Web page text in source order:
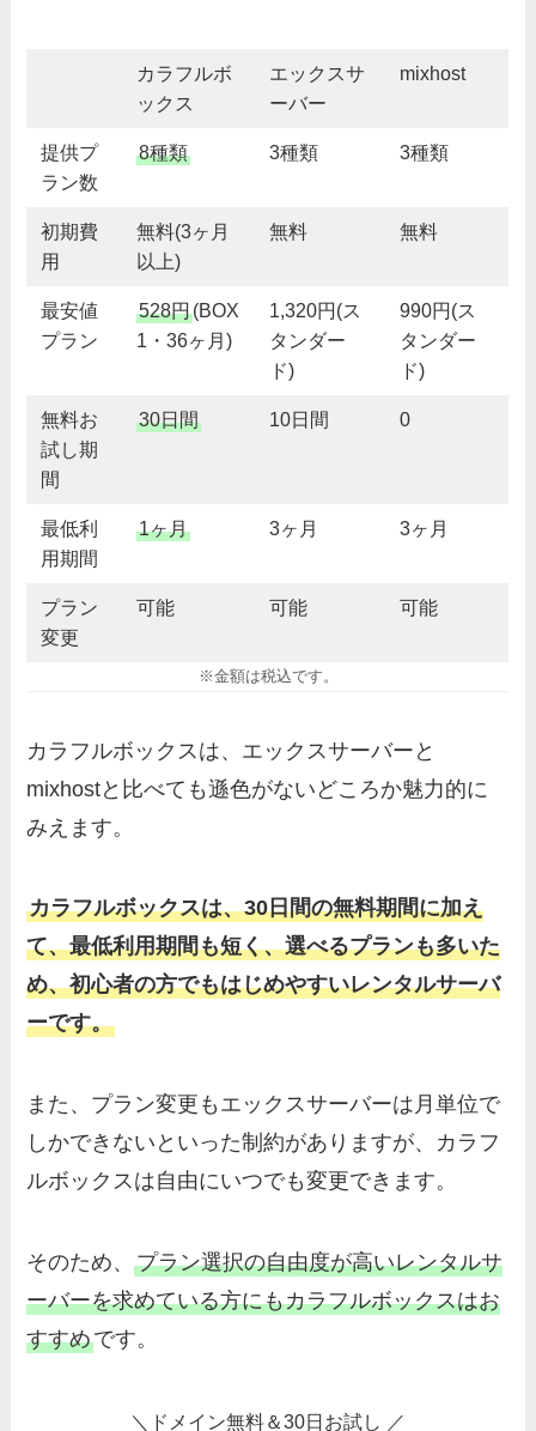
カラフルボ
ックス
エックスサ
ーバー
mixhost
提供プ
ラン数
8種類 3種類 3種類
初期費
用
無料(3ヶ月
以上)
無料 無料
最安値
プラン
528円(BOX
1・36ヶ月)
1,320円(ス
タンダー
ド)
990円(ス
タンダー
ド)
無料お
試し期
間
30日間 10日間 0
最低利
用期間
1ヶ月 3ヶ月 3ヶ月
プラン
変更
可能 可能 可能
※金額は税込です。
カラフルボックスは、エックスサーバーと
mixhostと比べても遜色がないどころか魅力的に
みえます。
カラフルボックスは、30日間の無料期間に加え
て、最低利用期間も短く、選べるプランも多いた
め、初心者の方でもはじめやすいレンタルサーバ
ーです。
また、プラン変更もエックスサーバーは月単位で
しかできないといった制約がありますが、カラフ
ルボックスは自由にいつでも変更できます。
そのため、プラン選択の自由度が高いレンタルサ
ーバーを求めている方にもカラフルボックスはお
すすめです。
＼ドメイン無料＆30日お試し ／